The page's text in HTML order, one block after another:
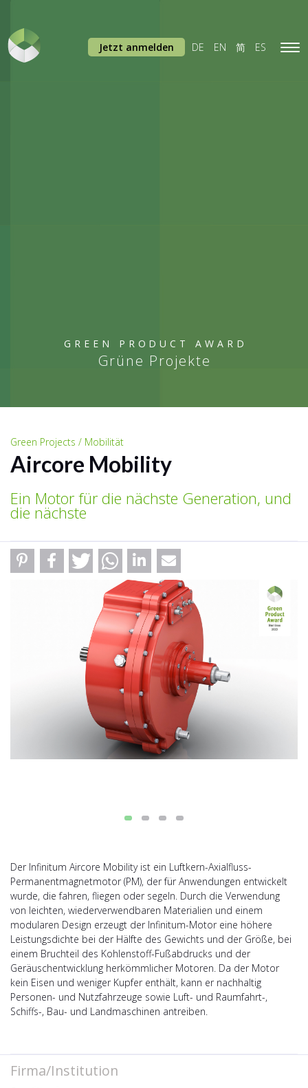
GREEN PRODUCT AWARD
Grüne Projekte
Jetzt anmelden DE EN 简 ES
Green Projects / Mobilität
Aircore Mobility
Ein Motor für die nächste Generation, und
die nächste
Der Infinitum Aircore Mobility ist ein Luftkern-Axialfluss-
Permanentmagnetmotor (PM), der für Anwendungen entwickelt
wurde, die fahren, fliegen oder segeln. Durch die Verwendung
von leichten, wiederverwendbaren Materialien und einem
modularen Design erzeugt der Infinitum-Motor eine höhere
Leistungsdichte bei der Hälfte des Gewichts und der Größe, bei
einem Bruchteil des Kohlenstoff-Fußabdrucks und der
Geräuschentwicklung herkömmlicher Motoren. Da der Motor
kein Eisen und weniger Kupfer enthält, kann er nachhaltig
Personen- und Nutzfahrzeuge sowie Luft- und Raumfahrt-,
Schiffs-, Bau- und Landmaschinen antreiben.
Firma/Institution